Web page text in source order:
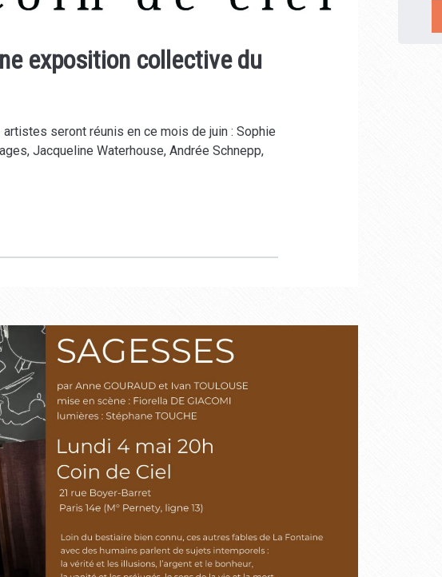
exposition collective du
artistes seront réunis en ce mois de juin : Sophie
Jacqueline Waterhouse, Andrée Schnepp,